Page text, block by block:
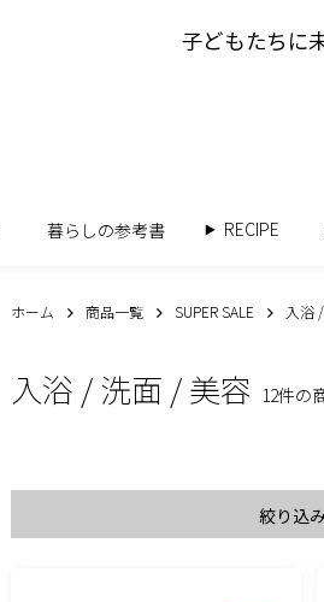
子どもたちに
暮らしの参考書 RECIPE
ホーム 商品一覧 SUPER SALE 入浴
入浴 / 洗面 / 美容 12件の
絞り込